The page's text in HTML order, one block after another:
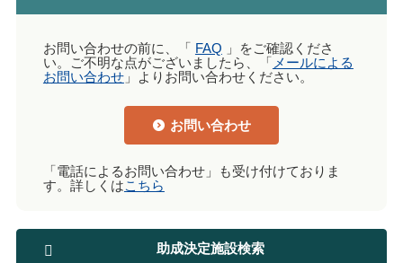
お問い合わせの前に、「 FAQ 」をご確認くださ
い。ご不明な点がございましたら、「 メールによる
お問い合わせ」よりお問い合わせください。
お問い合わせ
「電話によるお問い合わせ」も受け付けておりま
す。詳しくはこちら
助成決定施設検索